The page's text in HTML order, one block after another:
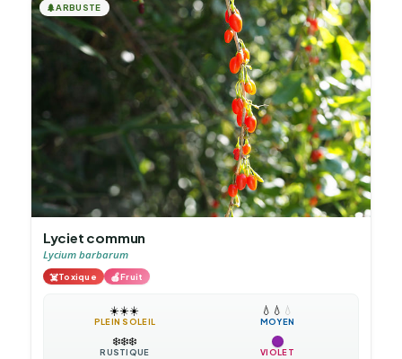
🌲ARBUSTE
Lyciet commun
Lycium barbarum
☠️Toxique 🍎Fruit
☀️☀️☀️
PLEIN SOLEIL
💧 💧 💧
MOYEN
❄️❄️❄️
RUSTIQUE VIOLET